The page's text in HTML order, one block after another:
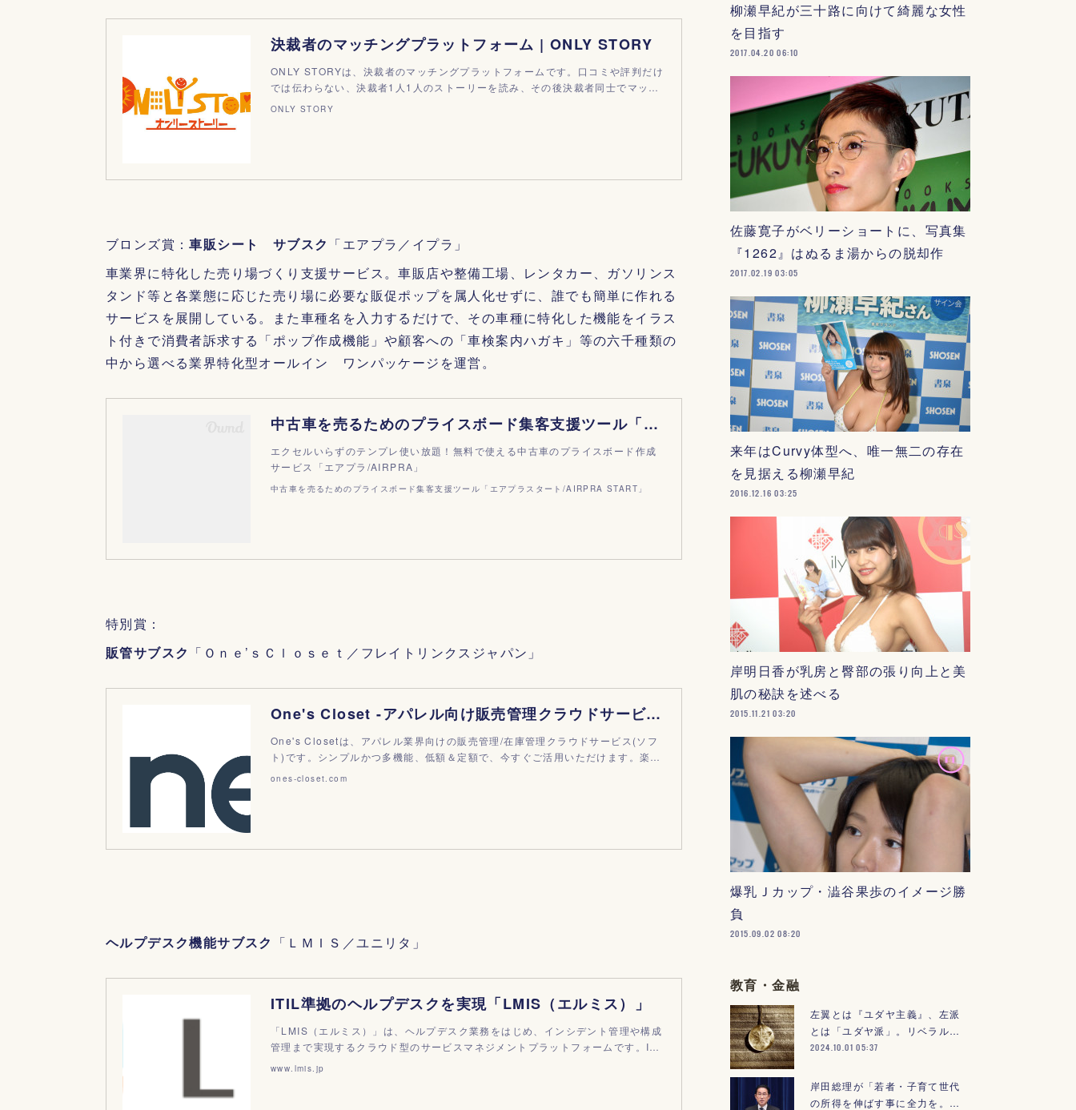
決裁者のマッチングプラットフォーム | ONLY STORY
ONLY STORYは、決裁者のマッチングプラットフォームです。口コミや評判だけ
では伝わらない、決裁者1人1人のストーリーを読み、その後決裁者同士でマッ…
ONLY STORY
ブロンズ賞：車販シート サブスク 「エアプラ／イプラ」
車業界に特化した売り場づくり支援サービス。車販店や整備工場、レンタカー、ガソリンス
タンド等と各業態に応じた売り場に必要な販促ポップを属人化せずに、誰でも簡単に作れる
サービスを展開している。また車種名を入力するだけで、その車種に特化した機能をイラス
ト付きで消費者訴求する「ポップ作成機能」や顧客への「車検案内ハガキ」等の六千種類の
中から選べる業界特化型オールイン ワンパッケージを運営。
中古車を売るためのプライスボード集客支援ツール「エアプラスタート/AIRPRA START」 |
エクセルいらずのテンプレ使い放題！無料で使える中古車のプライスボード作成
サービス「エアプラ/AIRPRA」
中古車を売るためのプライスボード集客支援ツール「エアプラスタート/AIRPRA START」
特別賞：
販管サブスク 「Ｏｎｅ’ｓＣｌｏｓｅｔ／フレイトリンクスジャパン」
One's Closet -アパレル向け販売管理クラウドサービス-
One's Closetは、アパレル業界向けの販売管理/在庫管理クラウドサービス(ソフ
ト)です。シンプルかつ多機能、低額＆定額で、今すぐご活用いただけます。楽…
ones-closet.com
ヘルプデスク機能サブスク 「ＬＭＩＳ／ユニリタ」
ITIL準拠のヘルプデスクを実現「LMIS（エルミス）」
「LMIS（エルミス）」は、ヘルプデスク業務をはじめ、インシデント管理や構成
管理まで実現するクラウド型のサービスマネジメントプラットフォームです。I…
www.lmis.jp
柳瀬早紀が三十路に向けて綺麗な女性
を目指す
2017.04.20 06:10
佐藤寛子がベリーショートに、写真集
『1262』はぬるま湯からの脱却作
2017.02.19 03:05
来年はCurvy体型へ、唯一無二の存在
を見据える柳瀬早紀
2016.12.16 03:25
岸明日香が乳房と臀部の張り向上と美
肌の秘訣を述べる
2015.11.21 03:20
爆乳Ｊカップ・澁谷果歩のイメージ勝
負
2015.09.02 08:20
教育・金融
左翼とは『ユダヤ主義』、左派
とは「ユダヤ派」。リベラル…
2024.10.01 05:37
岸田総理が「若者・子育て世代
の所得を伸ばす事に全力を。…